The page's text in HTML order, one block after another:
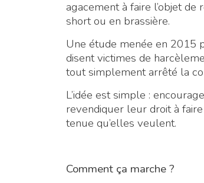
agacement à faire l’objet
short ou en brassière.
Une étude menée en 2015
disent victimes de
tout simplement arrêté la
L’idée est simple :
revendiquer leur droit à
tenue qu’elles veulent.
Comment ça marche ?